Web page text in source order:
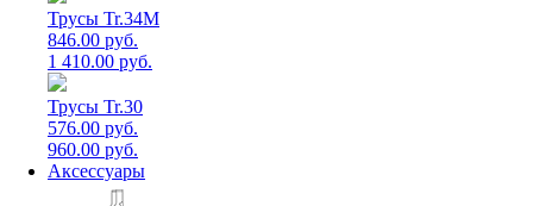
Трусы Tr.34M
846.00 руб.
1 410.00 руб.
Трусы Tr.30
576.00 руб.
960.00 руб.
Аксессуары